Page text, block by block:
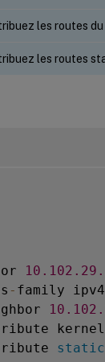
les routes du
les routes
10.102 .29
-
10.102
static